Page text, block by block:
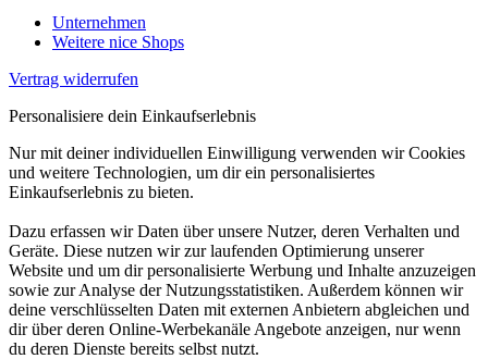
Unternehmen
Weitere nice Shops
Vertrag widerrufen
Personalisiere dein Einkaufserlebnis
Nur mit deiner individuellen Einwilligung verwenden wir Cookies
und weitere Technologien, um dir ein personalisiertes
Einkaufserlebnis zu bieten.
Dazu erfassen wir Daten über unsere Nutzer, deren Verhalten und
Geräte. Diese nutzen wir zur laufenden Optimierung unserer
Website und um dir personalisierte Werbung und Inhalte anzuzeigen
sowie zur Analyse der Nutzungsstatistiken. Außerdem können wir
deine verschlüsselten Daten mit externen Anbietern abgleichen und
dir über deren Online-Werbekanäle Angebote anzeigen, nur wenn
du deren Dienste bereits selbst nutzt.